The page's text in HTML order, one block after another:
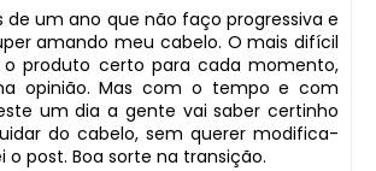
de um ano que não faço progressiva e
amando meu cabelo. O mais difícil
produto certo para cada momento,
opinião. Mas com o tempo e com
um dia a gente vai saber certinho
do cabelo, sem querer modifica-
o post. Boa sorte na transição.